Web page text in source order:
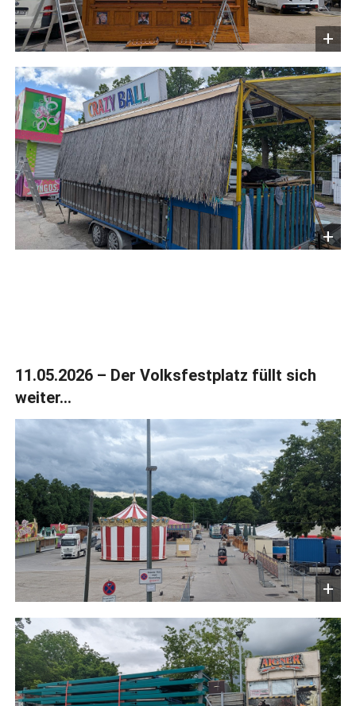
11.05.2026 – Der Volksfestplatz füllt sich
weiter...